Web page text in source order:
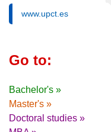
www.upct.es
Go to:
Bachelor's »
Master's »
Doctoral studies »